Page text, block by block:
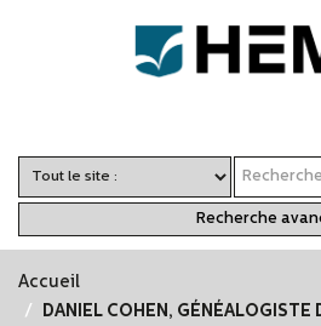
Recherche
Accueil
DANIEL COHEN, GÉNÉALOGISTE